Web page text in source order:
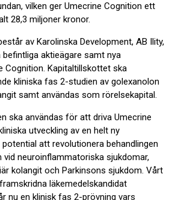
vilken ger Umecrine Cognition ett
28,3 miljoner kronor.
av Karolinska Development, AB Ility,
aktieägare samt nya
Cognition. Kapitaltillskottet ska
kliniska fas 2-studien av golexanolon
samt användas som rörelsekapital.
ska användas för att driva Umecrine
utveckling av en helt ny
att revolutionera behandlingen
neuroinflammatoriska sjukdomar,
kolangit och Parkinsons sjukdom. Vårt
läkemedelskandidat
nu en klinisk fas 2-prövning vars